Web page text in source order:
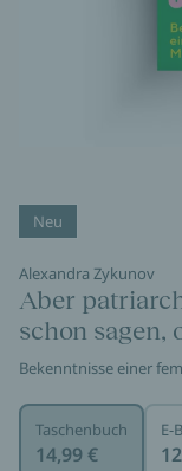
Neu
Alexandra Zykunov
Aber
schon sagen,
Bekenntnisse einer
Taschenbuch
14,99 €
E-